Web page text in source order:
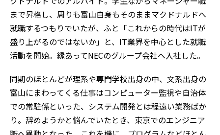
まで昇格し、周りも富山自身もそのままマクドナルドへ
就職するつもりでいたが、ふと「これからの時代はITが
盛り上がるのではないか」と、IT業界を中心とした就職
活動を開始。縁あってNECのグループ会社へ入社した。
同期のほとんどが理系や専門学校出身の中、文系出身の
富山にまわってくる仕事はコンピューター監視や自治体
での常駐係といった、システム開発とは程遠い業務ばか
り。辞めようかと悩んでいたとき、東京でのエンジニア